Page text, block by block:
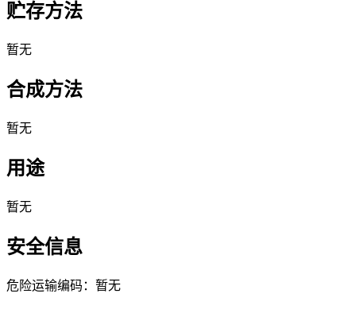
贮存方法
暂无
合成方法
暂无
用途
暂无
安全信息
危险运输编码：暂无